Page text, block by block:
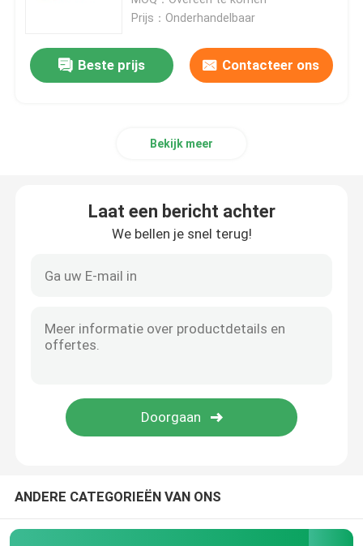
Hydraulische Brekerbeitel
Hydraulische Brekercilinder
Hydraulische Brekerdelen
Concrete Pulverizer
Prijs：Onderhandelbaar
Beste prijs Contacteer ons
Bekijk meer
Laat een bericht achter
We bellen je snel terug!
ANDERE CATEGORIEËN VAN ONS